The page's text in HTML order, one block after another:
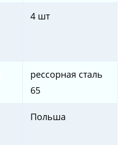
4 шт
рессорная сталь
65
Польша